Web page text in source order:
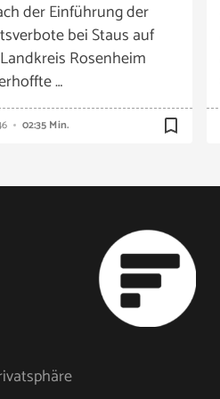
der Einführung der
bei Staus auf
Rosenheim
…
02:35 Min. bookmark_border